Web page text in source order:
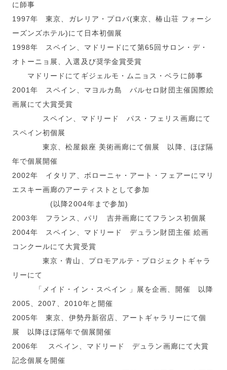
に師事
1997年 東京、ガレリア・プロバ(東京、椿山荘 フォーシ
ーズンズホテル)にて日本初個展
1998年 スペイン、マドリードにて第65回サロン・デ・
オトーニョ展、入選及び奨学金賞受賞
マドリードにてギジェルモ・ムニョス・ベラに師事
2001年 スペイン、マヨルカ島 バルセロ財団主催国際絵
画展にて大賞受賞
スペイン、マドリード パス・フェリス画廊にて
スペイン初個展
東京、松屋銀座 美術画廊にて個展 以降、ほぼ隔
年で個展開催
2002年 イタリア、ボローニャ・アート・フェアーにマリ
エスキー画廊のアーティストとして参加
(以降2004年まで参加)
2003年 フランス、パリ 吉井画廊にてフランス初個展
2004年 スペイン、マドリード デュラン財団主催 絵画
コンクールにて大賞受賞
東京・青山、プロモアルテ・プロジェクトギャラ
リーにて
「メイド・イン・スペイン 」展を企画、開催 以降
2005、2007、2010年と開催
2005年 東京、伊勢丹新宿店、アートギャラリーにて個
展 以降ほぼ隔年で個展開催
2006年 スペイン、マドリード デュラン画廊にて大賞
記念個展を開催